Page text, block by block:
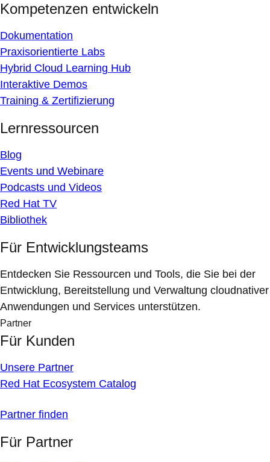
Kompetenzen entwickeln
Dokumentation
Praxisorientierte Labs
Hybrid Cloud Learning Hub
Interaktive Demos
Training & Zertifizierung
Lernressourcen
Blog
Events und Webinare
Podcasts und Videos
Red Hat TV
Bibliothek
Für Entwicklungsteams
Entdecken Sie Ressourcen und Tools, die Sie bei der
Entwicklung, Bereitstellung und Verwaltung cloudnativer
Anwendungen und Services unterstützen.
Partner
Für Kunden
Unsere Partner
Red Hat Ecosystem Catalog
Partner finden
Für Partner